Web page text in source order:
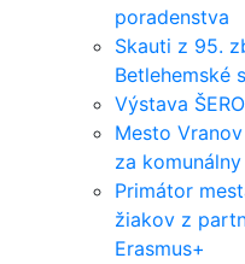
poradenstva
Skauti z 95.
Betlehemské
Výstava
Mesto
za
Primátor
žiakov z
Erasmus+